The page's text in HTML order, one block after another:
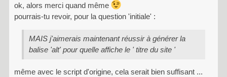
ok, alors merci quand même
pourrais-tu revoir, pour la question 'initiale' :
MAIS j'aimerais maintenant réussir à générer la
balise 'alt' pour quelle affiche le ' titre du site '
même avec le script d'origine, cela serait bien suffisant ...